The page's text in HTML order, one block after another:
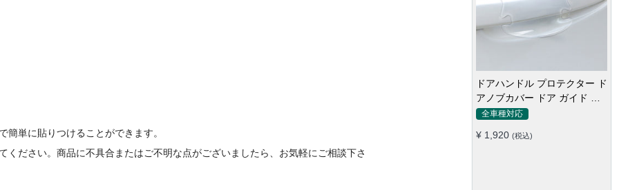
単に貼りつけることができます。
ださい。商品に不具合またはご不明な点がございましたら、お気軽にご相談下さ
ドアハンドル プロテクター ド
アノブカバー ドア ガイド 傷
防止透明シール カバー ステッ
ード 保護 外装 シール
全車種対応
¥ 1,920 (税込)